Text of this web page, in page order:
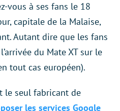
vous à ses fans le 18
capitale de la Malaise,
Autant dire que les fans
du Mate XT sur le
tout cas européen).
le seul fabricant de
les services Google